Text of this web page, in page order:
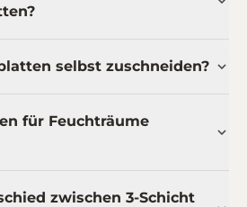
selbst zuschneiden?
für Feuchträume
zwischen 3-Schicht